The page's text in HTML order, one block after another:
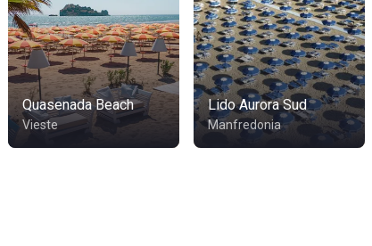
Quasenada Beach
Vieste
Lido Aurora Sud
Manfredonia